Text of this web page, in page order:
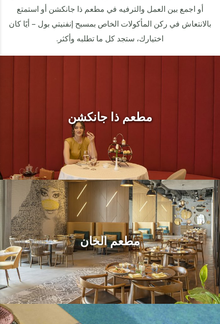
أو اجمع بين العمل والترفيه في مطعم ذا جانكشن أو استمتع
بالانتعاش في ركن المأكولات الخاص بمسبح إنفنيتي بول – أيًا كان
اختيارك، ستجد كل ما تطلبه وأكثر.
مطعم ذا جانكشن
مطعم الخان